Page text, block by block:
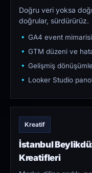
Doğru veri yoksa
doğrular, sürdürürüz.
GA4 event
GTM düzeni ve
Gelişmiş
Looker Studio
Kreatif
İstanbul
Kreatifleri